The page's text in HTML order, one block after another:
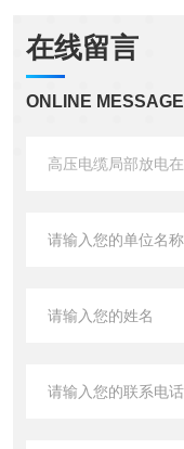
在线留言
ONLINE MESSAGE